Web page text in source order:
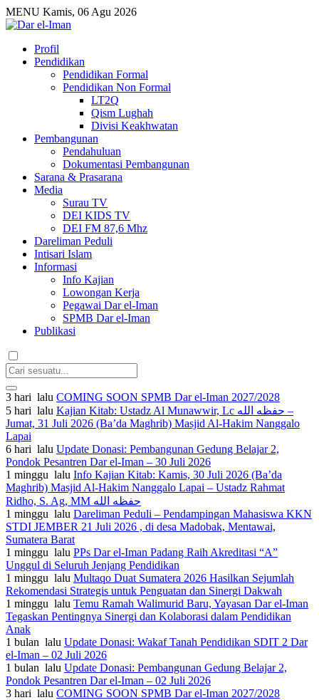
MENU Kamis, 06 Agu 2026
Profil
Pendidikan
Pendidikan Formal
Pendidikan Non Formal
LT2Q
Qism Lughah
Divisi Keakhwatan
Pembangunan
Pendahuluan
Dokumentasi Pembangunan
Sarana & Prasarana
Media
Surau TV
DEI KIDS TV
DEI FM 87,6 Mhz
Dareliman Peduli
Intisari Islam
Informasi
Info Kajian
Lowongan Kerja
Pegawai Dar el-Iman
SPMB Dar el-Iman
Publikasi
3 hari lalu COMING SOON SPMB Dar el-Iman 2027/2028
5 hari lalu Kajian Kitab: Ustadz Al Munawwir, Lc حفظه الله –
Jumat, 31 Juli 2026 (Ba’da Maghrib) Masjid Al-Hakim Nanggalo
Lapai
6 hari lalu Update Donasi: Pembangunan Gedung Belajar 2,
Pondok Pesantren Dar el-Iman – 30 Juli 2026
1 minggu lalu Info Kajian Kitab: Kamis, 30 Juli 2026 (Ba’da
Maghrib) Masjid Al-Hakim Nanggalo Lapai – Ustadz Rahmat
Ridho, S. Ag, MM حفظه الله
1 minggu lalu Dareliman Peduli – Pendampingan Mahasiswa KKN
STDI JEMBER 21 Juli 2026 , di desa Madobak, Mentawai,
Sumatera Barat
1 minggu lalu PPs Dar el-Iman Padang Raih Akreditasi “A”
Unggul di Seluruh Jenjang Pendidikan
1 minggu lalu Multaqo Duat Sumatera 2026 Hasilkan Sejumlah
Rekomendasi Strategis untuk Penguatan dan Sinergi Dakwah
1 minggu lalu Temu Ramah Walimurid Baru, Yayasan Dar el-Iman
Tegaskan Pentingnya Sinergi dan Kolaborasi dalam Pendidikan
Anak
1 bulan lalu Update Donasi: Wakaf Tanah Pendidikan SDIT 2 Dar
el-Iman – 02 Juli 2026
1 bulan lalu Update Donasi: Pembangunan Gedung Belajar 2,
Pondok Pesantren Dar el-Iman – 02 Juli 2026
3 hari lalu COMING SOON SPMB Dar el-Iman 2027/2028